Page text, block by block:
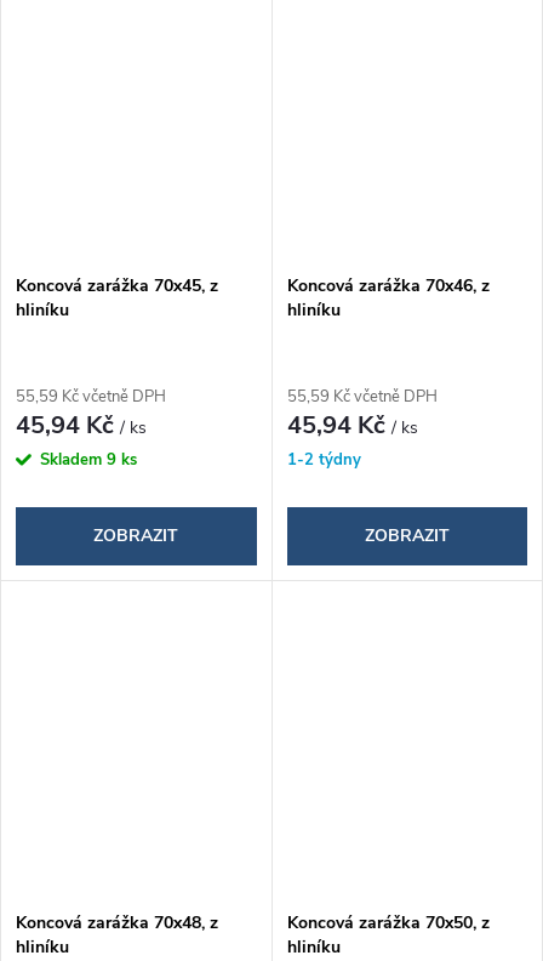
Koncová zarážka 70x45, z
hliníku
55,59 Kč včetně DPH
45,94 Kč/ ks
Skladem 9 ks
ZOBRAZIT
Koncová zarážka 70x46, z
hliníku
55,59 Kč včetně DPH
45,94 Kč/ ks
1-2 týdny
ZOBRAZIT
Koncová zarážka 70x48, z
hliníku
Koncová zarážka 70x50, z
hliníku